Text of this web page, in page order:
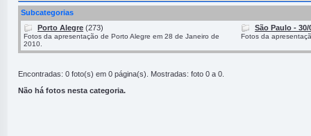
Subcategorias
Porto Alegre (273)
Fotos da apresentação de Porto Alegre em 28 de Janeiro de
2010.
São Paulo - 30/
Fotos da
Encontradas: 0 foto(s) em 0 página(s). Mostradas: foto 0 a 0.
Não há fotos nesta categoria.